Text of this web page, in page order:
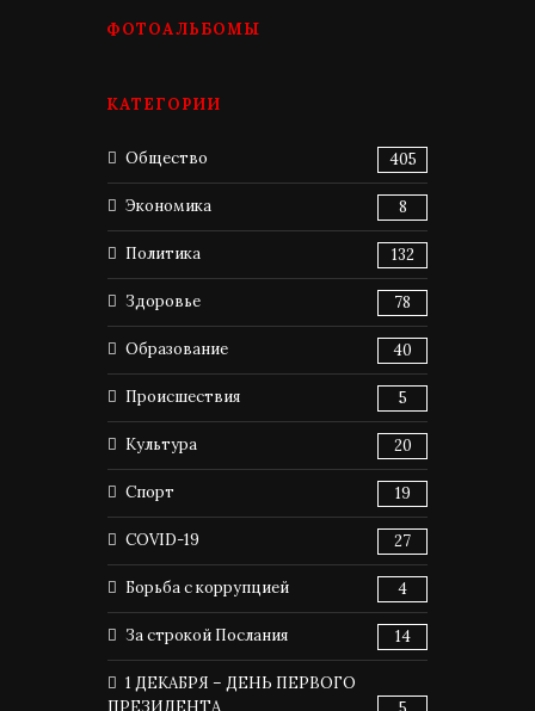
ФОТОАЛЬБОМЫ
КАТЕГОРИИ
Общество 405
Экономика 8
Политика 132
Здоровье 78
Образование 40
Происшествия 5
Культура 20
Спорт 19
COVID-19 27
Борьба с коррупцией 4
За строкой Послания 14
1 ДЕКАБРЯ – ДЕНЬ ПЕРВОГО
ПРЕЗИДЕНТА